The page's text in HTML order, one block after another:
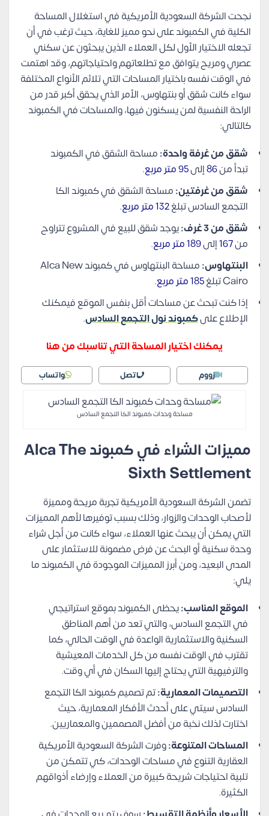
نجحت الشركة السعودية الأمريكية في استغلال المساحة
الكلية في الكمبوند على نحو مميز للغاية، حيث ترغب في أن
تجعله الاختيار الأول لكل العملاء الذين يبحثون عن سكني
عصري ومريح يتوافق مع تطلعاتهم واحتياجاتهم، وقد اهتمت
في الوقت نفسه باختيار المساحات التي تلائم الأنواع المختلفة
سواء كانت شقق أو بنتهاوس، الأمر الذي يحقق أكبر قدر من
الراحة النفسية لمن يسكنون فيها، والمساحات في الكمبوند
كالتالي:
شقق من غرفة واحدة:مساحة الشقق في الكمبوند
تبدأ من86إلى95 متر مربع
.
شقق من غرفتين:مساحة الشقق في كمبوند الكا
التجمع السادس تبلغ132 متر مربع
.
شقق من 3 غرف:
يوجد شقق للبيع في المشروع تتراوح
من167إلى189 متر مربع
.
البنتهاوس:
مساحة البنتهاوس في كمبوند Alca New
Cairo تبلغ
185 متر مربع
.
إذا كنت تبحث عن مساحات أقل بنفس الموقع فيمكنك
الإطلاع علىكمبوند نول التجمع السادس.
يمكنك اختيار المساحة التي تناسبك من هنا
زووم اتصل واتساب
مساحة وحدات كمبوند الكا التجمع السادس
مميزات الشراء في كمبوند Alca The
Sixth Settlement
تضمن الشركة السعودية الأمريكية تجربة مريحة ومميزة
لأصحاب الوحدات والزوار، وذلك بسبب توفيرها لأهم المميزات
التي يمكن أن يبحث عنها العملاء، سواء كانت من أجل شراء
وحدة سكنية أو البحث عن فرض مضمونة للاستثمار على
المدى البعيد، ومن أبرز المميزات الموجودة في الكمبوند ما
يلي:
الموقع المناسب:يحظى الكمبوند بموقع استراتيجي
في التجمع السادس، والتي تعد من أهم المناطق
السكنية والاستثمارية الواعدة في الوقت الحالي، كما
تقترب في الوقت نفسه من كل الخدمات المعيشية
والترفيهية التي يحتاج إليها السكان في أي وقت.
التصميمات المعمارية:تم تصميم كمبوند الكا التجمع
السادس سيتي على أحدث الأفكار المعمارية، حيث
اختارت لذلك نخبة من أفضل المصممين والمعماريين.
المساحات المتنوعة:وفرت الشركة السعودية الأمريكية
العقارية التنوع في مساحات الوحدات، كي تتمكن من
تلبية احتياجات شريحة كبيرة من العملاء وإرضاء أذواقهم
الكثيرة.